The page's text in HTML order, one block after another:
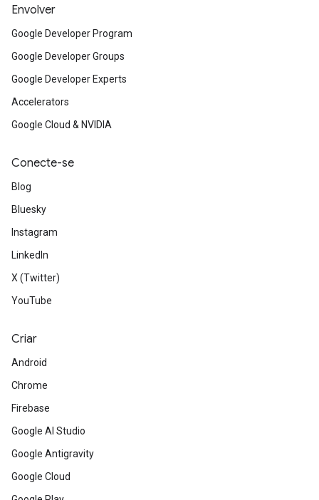
Envolver
Google Developer Program
Google Developer Groups
Google Developer Experts
Accelerators
Google Cloud & NVIDIA
Conecte-se
Blog
Bluesky
Instagram
LinkedIn
X (Twitter)
YouTube
Criar
Android
Chrome
Firebase
Google AI Studio
Google Antigravity
Google Cloud